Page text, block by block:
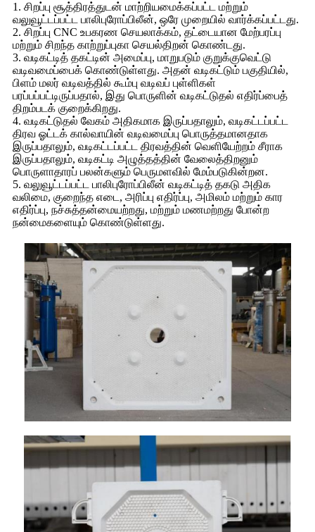
1. சிறப்பு சூத்திரத்துடன் மாற்றியமைக்கப்பட்ட மற்றும்
வலுவூட்டப்பட்ட பாலிபுரோப்பிலீன், ஒரே முறையில் வார்க்கப்பட்டது.
2. சிறப்பு CNC உபகரண செயலாக்கம், தட்டையான மேற்பரப்பு
மற்றும் சிறந்த காற்றுப்புகா செயல்திறன் கொண்டது.
3. வடிகட்டித் தகட்டின் அமைப்பு, மாறுபடும் குறுக்குவெட்டு
வடிவமைப்பைக் கொண்டுள்ளது. அதன் வடிகட்டும் பகுதியில்,
பிளம் மலர் வடிவத்தில் கூம்பு வடிவப் புள்ளிகள்
பரப்பப்பட்டிருப்பதால், இது பொருளின் வடிகட்டுதல் எதிர்ப்பைத்
திறம்படக் குறைக்கிறது.
4. வடிகட்டுதல் வேகம் அதிகமாக இருப்பதாலும், வடிகட்டப்பட்ட
திரவ ஓட்டக் கால்வாயின் வடிவமைப்பு பொருத்தமானதாக
இருப்பதாலும், வடிகட்டப்பட்ட திரவத்தின் வெளியேற்றம் சீராக
இருப்பதாலும், வடிகட்டி அழுத்தத்தின் வேலைத்திறனும்
பொருளாதாரப் பலன்களும் பெருமளவில் மேம்படுகின்றன.
5. வலுவூட்டப்பட்ட பாலிபுரோப்பிலீன் வடிகட்டித் தகடு அதிக
வலிமை, குறைந்த எடை, அரிப்பு எதிர்ப்பு, அமிலம் மற்றும் கார
எதிர்ப்பு, நச்சுத்தன்மையற்றது, மற்றும் மணமற்றது போன்ற
நன்மைகளையும் கொண்டுள்ளது.